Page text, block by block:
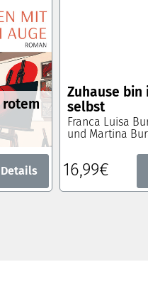
rotem
Details
Zuhause bin
selbst
Franca Luisa
und Martina
16,99€